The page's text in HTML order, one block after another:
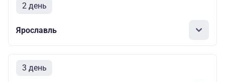
2 день
Ярославль
3 день